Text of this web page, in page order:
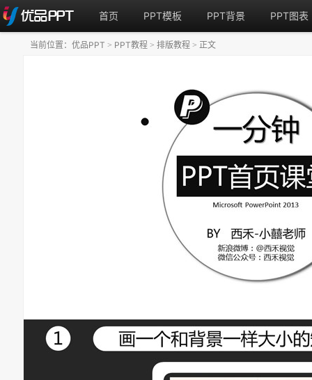
首页 PPT模板 PPT背景 PPT图表
当前位置： 优品PPT > PPT教程 > 排版教程 > 正文